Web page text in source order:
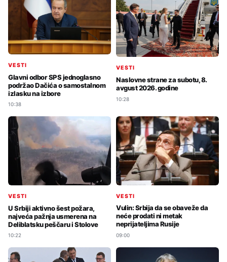
VESTI
Glavni odbor SPS jednoglasno
podržao Dačića o samostalnom
izlasku na izbore
10:38
VESTI
Naslovne strane za subotu, 8.
avgust 2026. godine
10:28
VESTI
U Srbiji aktivno šest požara,
najveća pažnja usmerena na
Deliblatsku peščaru i Stolove
10:22
VESTI
Vulin: Srbija da se obaveže da
neće prodati ni metak
neprijateljima Rusije
09:00